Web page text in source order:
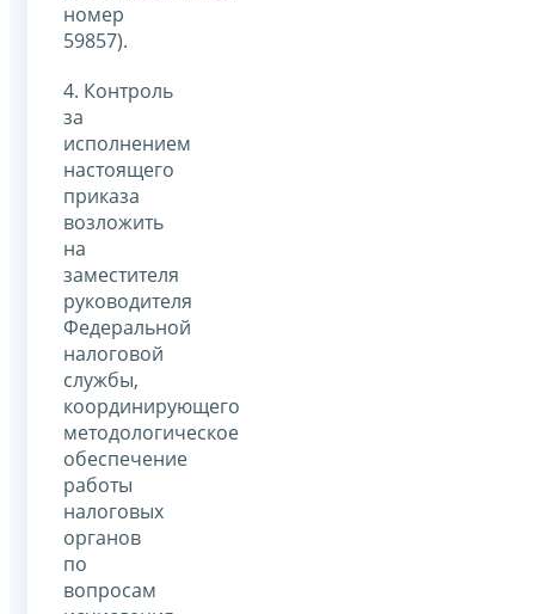
номер
59857).
4. Контроль
за
исполнением
настоящего
приказа
возложить
на
заместителя
руководителя
Федеральной
налоговой
службы,
координирующего
методологическое
обеспечение
работы
налоговых
органов
по
вопросам